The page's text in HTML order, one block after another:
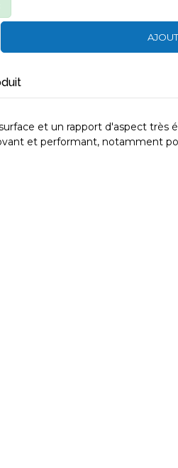
et un rapport d'aspect très
et performant, notamment